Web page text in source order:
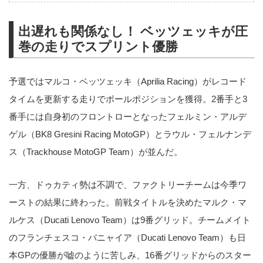
出遅れも関係なし！ ベッツェッキが圧
巻の走りでスプリント優勝
予選ではマルコ・ベッツェッキ（Aprilia Racing）がレコード
タイムを更新する走りでポールポジションを獲得。2番手と3
番手には自身初のフロントローとなったフェルミン・アルデ
ゲル（BK8 Gresini Racing MotoGP）とラウル・フェルナンデ
ス（Trackhouse MotoGP Team）が並んだ。
一方、ドゥカティ勢は不調で、ファクトリーチームは今季ワ
ーストの結果に終わった。前戦タイトルを決めたマルク・マ
ルケス（Ducati Lenovo Team）は9番グリッド。チームメイト
のフランチェスコ・バニャイア（Ducati Lenovo Team）も日
本GPの優勝が嘘のように苦しみ、16番グリッドからのスター